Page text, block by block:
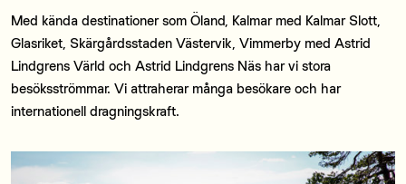
Med kända destinationer som Öland, Kalmar med Kalmar Slott,
Glasriket, Skärgårdsstaden Västervik, Vimmerby med Astrid
Lindgrens Värld och Astrid Lindgrens Näs har vi stora
besöksströmmar. Vi attraherar många besökare och har
internationell dragningskraft.